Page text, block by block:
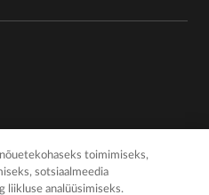
toimimiseks,
sotsiaalmeedia
liikluse analüüsimiseks.